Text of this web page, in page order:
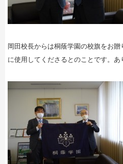
岡田校長からは桐蔭学園の校旗をお
に使用してくださるとのことです。あ